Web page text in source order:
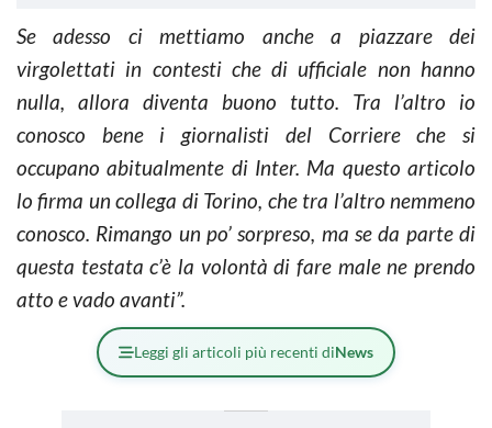
Se adesso ci mettiamo anche a piazzare dei
virgolettati in contesti che di ufficiale non hanno
nulla, allora diventa buono tutto. Tra l’altro io
conosco bene i giornalisti del Corriereche si
occupano abitualmente di Inter. Ma questo articolo
lo firma un collega di Torino, che tra l’altro nemmeno
conosco. Rimango un po’ sorpreso, ma se da parte di
questa testata c’è la volontà di fare male ne prendo
atto e vado avanti”.
Leggi gli articoli più recenti diNews